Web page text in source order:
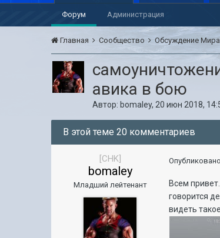
Форум Администрация
Главная Сообщество Обсуждение
авика в бою
Автор: bomaley, 20 июн 2018,
В этой теме 20 комментариев
[CHK]
bomaley
Младший лейтенант
Всем
говорится
видеть